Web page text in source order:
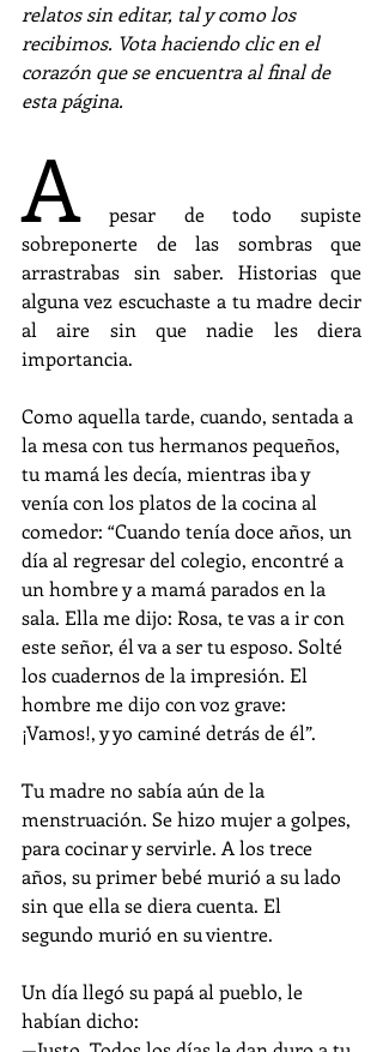
relatos sin editar, tal y como los
recibimos. Vota haciendo clic en el
corazón que se encuentra al final de
esta página.
A pesar de todo supiste
sobreponerte de las sombras que
arrastrabas sin saber. Historias que
alguna vez escuchaste a tu madre decir
al aire sin que nadie les diera
importancia.
Como aquella tarde, cuando, sentada a
la mesa con tus hermanos pequeños,
tu mamá les decía, mientras iba y
venía con los platos de la cocina al
comedor: “Cuando tenía doce años, un
día al regresar del colegio, encontré a
un hombre y a mamá parados en la
sala. Ella me dijo: Rosa, te vas a ir con
este señor, él va a ser tu esposo. Solté
los cuadernos de la impresión. El
hombre me dijo con voz grave:
¡Vamos!, y yo caminé detrás de él”.
Tu madre no sabía aún de la
menstruación. Se hizo mujer a golpes,
para cocinar y servirle. A los trece
años, su primer bebé murió a su lado
sin que ella se diera cuenta. El
segundo murió en su vientre.
Un día llegó su papá al pueblo, le
habían dicho: